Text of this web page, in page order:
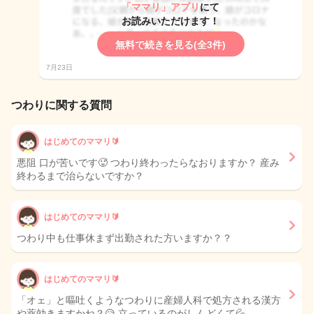
「ママリ」アプリ にて
お読みいただけます！
無料で続きを見る(全3件)
7月23日
つわりに関する質問
はじめてのママリ🔰
悪阻 口が苦いです🥵 つわり終わったらなおりますか？ 産み
終わるまで治らないですか？
はじめてのママリ🔰
つわり中も仕事休まず出勤された方いますか？？
はじめてのママリ🔰
「オェ」と嘔吐くようなつわりに産婦人科で処方される漢方